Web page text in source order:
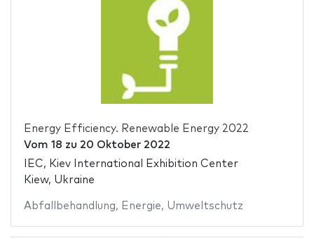
Energy Efficiency. Renewable Energy 2022
Vom 18 zu 20 Oktober 2022
IEC, Kiev International Exhibition Center
Kiew, Ukraine
Abfallbehandlung, Energie, Umweltschutz